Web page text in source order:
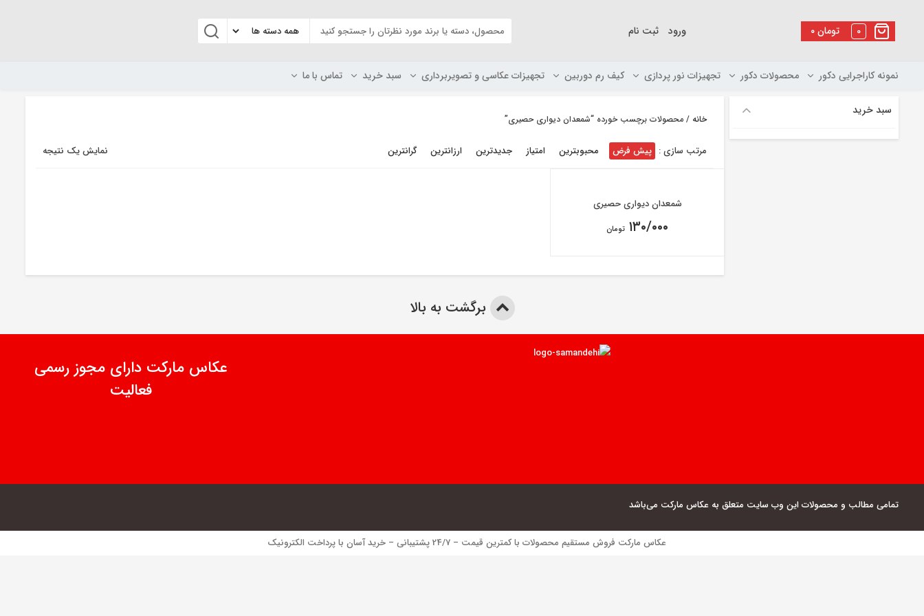
۰تومان 0 ورود ثبت نام
نمونه کاراجرایی دکور محصولات دکور تجهیزات نور پردازی کیف رم دوربین تجهیزات عکاسی و تصویربرداری سبد خرید تماس با ما
خانه / محصولات برچسب خورده “شمعدان دیواری حصیری”
نمایش یک نتیجه مرتب سازی : پیش فرض محبوبترین امتیاز جدیدترین ارزانترین گرانترین
شمعدان دیواری حصیری
۱۳۰/۰۰۰ تومان
سبد خرید
برگشت به بالا
عکاس مارکت دارای مجوز رسمی
فعالیت
تمامی مطالب و محصولات این وب سایت متعلق به عکاس مارکت می‌باشد
عکاس مارکت فروش مستقیم محصولات با کمترین قیمت – 24/7 پشتیبانی – خرید آسان با پرداخت الکترونیک